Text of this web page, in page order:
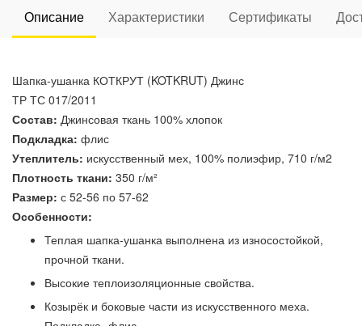
Описание Характеристики Сертификаты
Шапка-ушанка КОТКРУТ (KOTKRUT) Джинс
ТР ТС 017/2011
Состав: Джинсовая ткань 100% хлопок
Подкладка: флис
Утеплитель: искусственный мех, 100% полиэфир, 710 г/м2
Плотность ткани: 350 г/м²
Размер: с 52-56 по 57-62
Особенности:
Теплая шапка-ушанка выполнена из износостойкой,
прочной ткани.
Высокие теплоизоляционные свойства.
Козырёк и боковые части из искусственного меха.